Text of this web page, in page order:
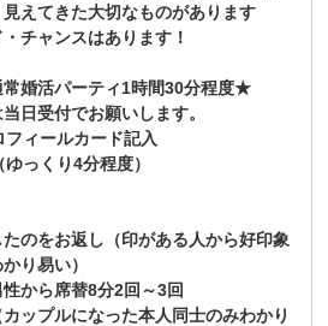
えてきた大切なものがあります
チャンスはあります！
婚活パーティ1時間30分程度★
日受付でお願いします。
ィールカード記入
っくり4分程度）
のをお返し（印がある人から好印象
り易い）
から席替8分2回～3回
ップルになった本人同士のみわかり